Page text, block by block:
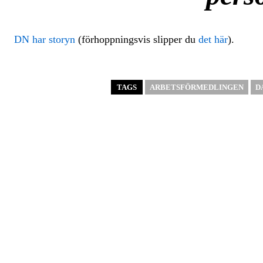
DN har storyn (förhoppningsvis slipper du det här).
TAGS ARBETSFÖRMEDLINGEN